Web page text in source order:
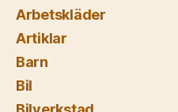
Arbetskläder
Artiklar
Barn
Bil